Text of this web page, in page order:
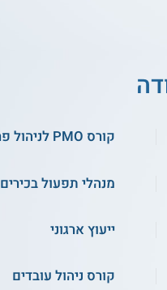
קורס PMO לניהול פרויקטים
מנהלי תפעול בכירים
ייעוץ ארגוני
קורס ניהול עובדים